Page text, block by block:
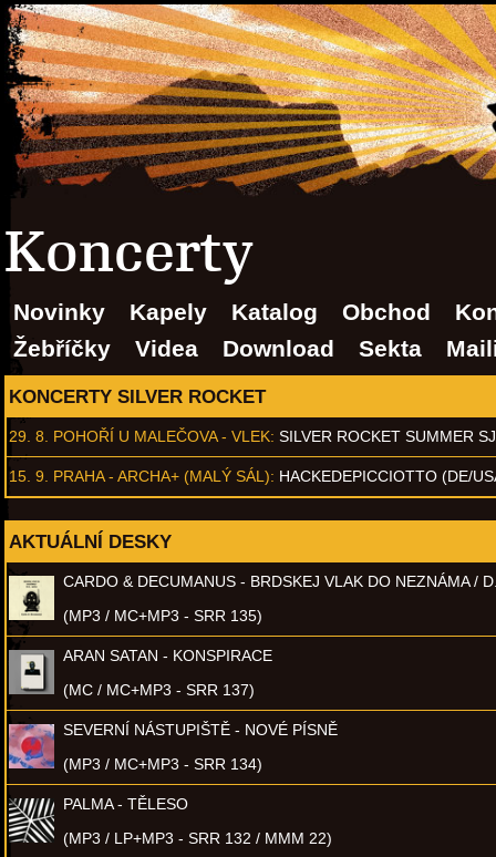
Koncerty
Novinky Kapely Katalog Obchod
Žebříčky
Videa Download Sekta
KONCERTY SILVER ROCKET
29. 8. POHOŘÍ U MALEČOVA - VLEK: SILVER ROCKET SUMMER
15. 9. PRAHA - ARCHA+ (MALÝ SÁL): HACKEDEPICCIOTTO (DE/
AKTUÁLNÍ DESKY
CARDO & DECUMANUS - BRDSKEJ VLAK DO NEZNÁMA /
(MP3 / MC+MP3 - SRR 135)
ARAN SATAN - KONSPIRACE
(MC / MC+MP3 - SRR 137)
SEVERNÍ NÁSTUPIŠTĚ - NOVÉ PÍSNĚ
(MP3 / MC+MP3 - SRR 134)
PALMA - TĚLESO
(MP3 / LP+MP3 - SRR 132 / MMM 22)